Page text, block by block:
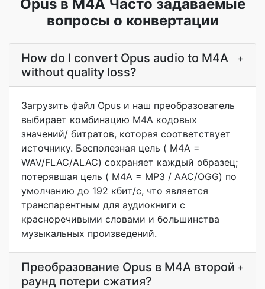
Opus в M4A Часто задаваемые
вопросы о конвертации
How do I convert Opus audio to M4A
without quality loss?
+
Загрузить файл Opus и наш преобразователь
выбирает комбинацию M4A кодовых
значений/ битратов, которая соответствует
источнику. Бесполезная цель ( M4A =
WAV/FLAC/ALAC) сохраняет каждый образец;
потерявшая цель ( M4A = MP3 / AAC/OGG) по
умолчанию до 192 кбит/с, что является
транспарентным для аудиокниги с
красноречивыми словами и большинства
музыкальных произведений.
Преобразование Opus в M4A второй
раунд потери сжатия?
+